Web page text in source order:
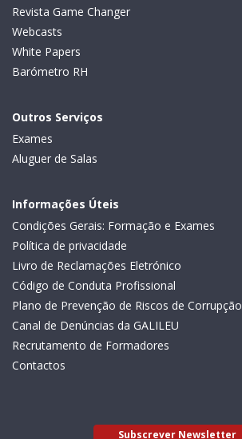
Revista Game Changer
Webcasts
White Papers
Barómetro RH
Outros Serviços
Exames
Aluguer de Salas
Informações Úteis
Condições Gerais: Formação e Exames
Política de privacidade
Livro de Reclamações Eletrónico
Código de Conduta Profissional
Plano de Prevenção de Riscos de Corrupção
Canal de Denúncias da GALILEU
Recrutamento de Formadores
Contactos
Subscrever Newsletter